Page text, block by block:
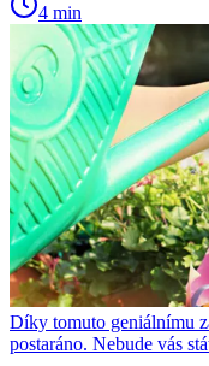
4 min
Díky tomuto geniálnímu
postaráno. Nebude vás